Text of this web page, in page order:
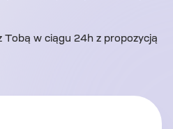
Tobą w ciągu 24h z propozycją